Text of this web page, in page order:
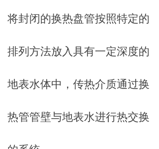
将封闭的换热盘管按照特定的
排列方法放入具有一定深度的
地表水体中，传热介质通过换
热管管壁与地表水进行热交换